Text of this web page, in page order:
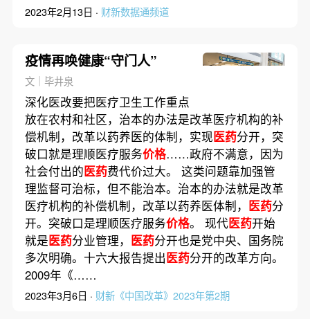
2023年2月13日 · 财新数据通频道
疫情再唤健康“守门人”
文｜毕井泉
深化医改要把医疗卫生工作重点
放在农村和社区，治本的办法是改革医疗机构的补
偿机制，改革以药养医的体制，实现医药分开，突
破口就是理顺医疗服务价格……政府不满意，因为
社会付出的医药费代价过大。 这类问题靠加强管
理监督可治标，但不能治本。治本的办法就是改革
医疗机构的补偿机制，改革以药养医体制， 医药分
开。突破口是理顺医疗服务价格。 现代医药开始
就是医药分业管理， 医药分开也是党中央、国务院
多次明确。十六大报告提出医药分开的改革方向。
2009年《……
2023年3月6日 · 财新《中国改革》2023年第2期